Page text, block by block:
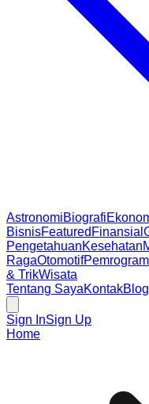
AstronomiBiografi
BisnisFeatured Finansial
PengetahuanKesehatan
RagaOtomotif
& TrikWisata
Tentang SayaKontakBlog
Sign InSign Up
Home